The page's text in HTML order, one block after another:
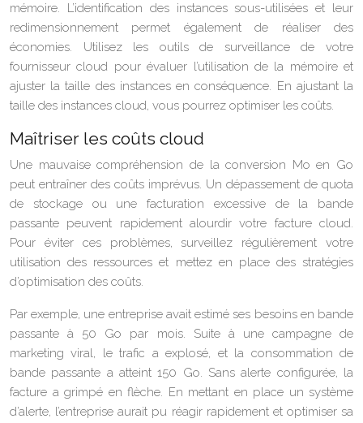
mémoire. L’identification des instances sous-utilisées et leur
redimensionnement permet également de réaliser des
économies. Utilisez les outils de surveillance de votre
fournisseur cloud pour évaluer l’utilisation de la mémoire et
ajuster la taille des instances en conséquence. En ajustant la
taille des instances cloud, vous pourrez optimiser les coûts.
Maîtriser les coûts cloud
Une mauvaise compréhension de la conversion Mo en Go
peut entraîner des coûts imprévus. Un dépassement de quota
de stockage ou une facturation excessive de la bande
passante peuvent rapidement alourdir votre facture cloud.
Pour éviter ces problèmes, surveillez régulièrement votre
utilisation des ressources et mettez en place des stratégies
d’optimisation des coûts.
Par exemple, une entreprise avait estimé ses besoins en bande
passante à 50 Go par mois. Suite à une campagne de
marketing viral, le trafic a explosé, et la consommation de
bande passante a atteint 150 Go. Sans alerte configurée, la
facture a grimpé en flèche. En mettant en place un système
d’alerte, l’entreprise aurait pu réagir rapidement et optimiser sa